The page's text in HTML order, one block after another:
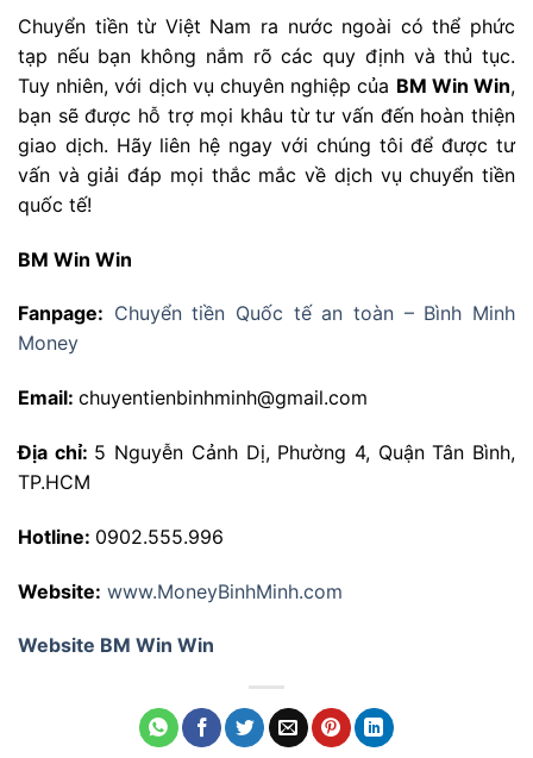
Chuyển tiền từ Việt Nam ra nước ngoài có thể phức
tạp nếu bạn không nắm rõ các quy định và thủ tục.
Tuy nhiên, với dịch vụ chuyên nghiệp của BM Win Win,
bạn sẽ được hỗ trợ mọi khâu từ tư vấn đến hoàn thiện
giao dịch. Hãy liên hệ ngay với chúng tôi để được tư
vấn và giải đáp mọi thắc mắc về dịch vụ chuyển tiền
quốc tế!
BM Win Win
Fanpage: Chuyển tiền Quốc tế an toàn – Bình Minh
Money
Email: chuyentienbinhminh@gmail.com
Địa chỉ: 5 Nguyễn Cảnh Dị, Phường 4, Quận Tân Bình,
TP.HCM
Hotline: 0902.555.996
Website: www.MoneyBinhMinh.com
Website BM Win Win